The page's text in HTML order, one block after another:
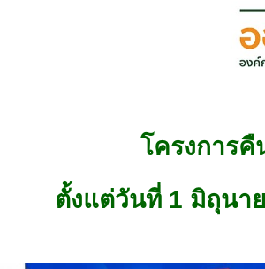
โครงการคื
ตั้งแต่วันที่ 1 มิถุนา